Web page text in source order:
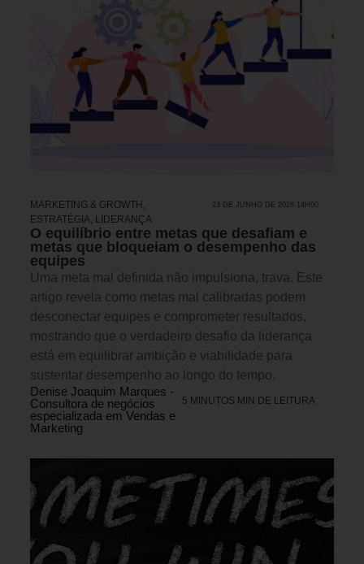
MARKETING & GROWTH ,
ESTRATÉGIA, LIDERANÇA
23 DE JUNHO DE 2026 14H00
O equilíbrio entre metas que desafiam e
metas que bloqueiam o desempenho das
equipes
Uma meta mal definida não impulsiona, trava. Este
artigo revela como metas mal calibradas podem
desconectar equipes e comprometer resultados,
mostrando que o verdadeiro desafio da liderança
está em equilibrar ambição e viabilidade para
sustentar desempenho ao longo do tempo.
Denise Joaquim Marques -
Consultora de negócios
especializada em Vendas e
Marketing
5 MINUTOS MIN DE LEITURA